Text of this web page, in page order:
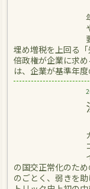
埋め増税を上回る
倍政権が企業に求
は、企業が基準年
の国交正常化のた
のごとく、弱きを